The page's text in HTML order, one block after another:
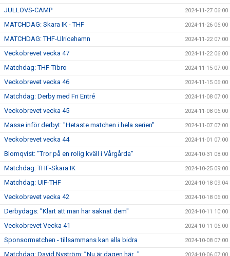
JULLOVS-CAMP 2024-11-27 06:00
MATCHDAG: Skara IK - THF 2024-11-26 06:00
MATCHDAG: THF-Ulricehamn 2024-11-22 07:00
Veckobrevet vecka 47 2024-11-22 06:00
Matchdag: THF-Tibro 2024-11-15 07:00
Veckobrevet vecka 46 2024-11-15 06:00
Matchdag: Derby med Fri Entré 2024-11-08 07:00
Veckobrevet vecka 45 2024-11-08 06:00
Masse inför derbyt: "Hetaste matchen i hela serien" 2024-11-07 07:00
Veckobrevet vecka 44 2024-11-01 07:00
Blomqvist: "Tror på en rolig kväll i Vårgårda" 2024-10-31 08:00
Matchdag: THF-Skara IK 2024-10-25 09:00
Matchdag: UIF-THF 2024-10-18 09:04
Veckobrevet vecka 42 2024-10-18 06:00
Derbydags: ”Klart att man har saknat dem" 2024-10-11 10:00
Veckobrevet Vecka 41 2024-10-11 06:00
Sponsormatchen - tillsammans kan alla bidra 2024-10-08 07:00
Matchdag: David Nyström: ”Nu är dagen här..." 2024-10-06 07:00